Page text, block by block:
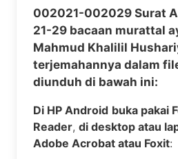
002021-002029 Surat
21-29 bacaan murattal
Mahmud Khalilil
terjemahannya dalam
diunduh di bawah ini:
Di HP Android buka pakai
Reader, di desktop atau
Adobe Acrobat atau Foxit: